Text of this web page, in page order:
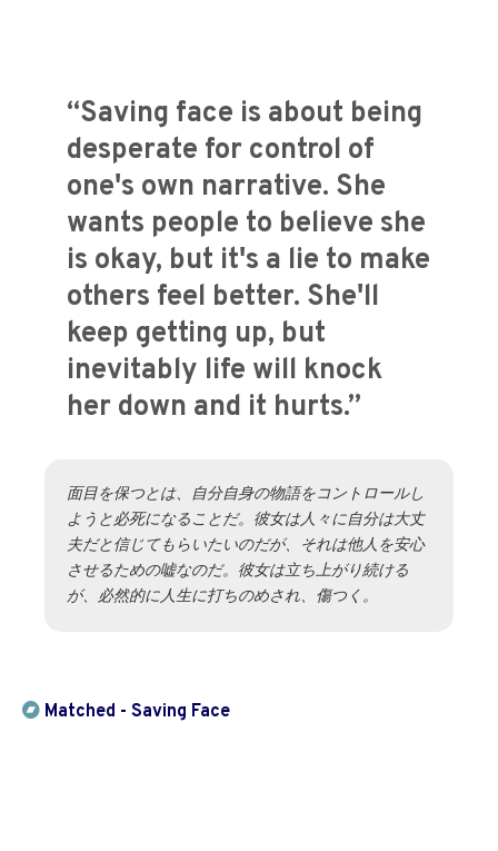
“Saving face is about being
desperate for control of
one's own narrative. She
wants people to believe she
is okay, but it's a lie to make
others feel better. She'll
keep getting up, but
inevitably life will knock
her down and it hurts.”
面目を保つとは、自分自身の物語をコントロールし
ようと必死になることだ。彼女は人々に自分は大丈
夫だと信じてもらいたいのだが、それは他人を安心
させるための嘘なのだ。彼女は立ち上がり続ける
が、必然的に人生に打ちのめされ、傷つく。
Matched - Saving Face